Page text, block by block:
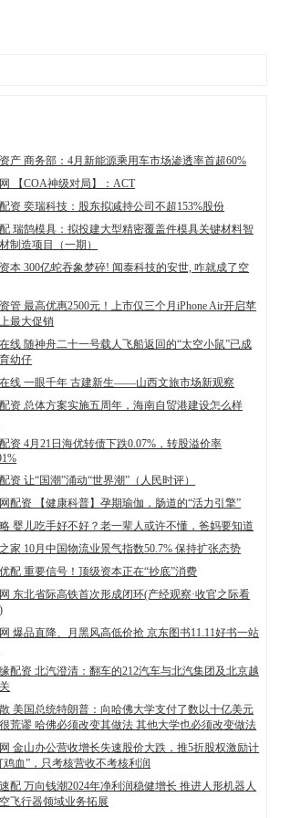
产 商务部：4月新能源乘用车市场渗透率首超60%
【COA神级对局】：ACT
资 奕瑞科技：股东拟减持公司不超153%股份
瑞鹄模具：拟投建大型精密覆盖件模具关键材料智
制造项目（一期）
本 300亿蛇吞象梦碎! 闻泰科技的安世, 咋就成了空
管 最高优惠2500元！上市仅三个月iPhone Air开启苹
最大促销
线 随神舟二十一号载人飞船返回的“太空小鼠”已成
幼仔
线 一眼千年 古建新生——山西文旅市场新观察
资 总体方案实施五周年，海南自贸港建设怎么样
资 4月21日海优转债下跌0.07%，转股溢价率
资 让“国潮”涌动“世界潮”（人民时评）
配资 【健康科普】孕期瑜伽，肠道的“活力引擎”
婴儿吃手好不好？老一辈人或许不懂，爸妈要知道
家 10月中国物流业景气指数50.7% 保持扩张态势
配 重要信号！顶级资本正在“抄底”消费
东北省际高铁首次形成闭环(产经观察·收官之际看
爆品直降、月黑风高低价抢 京东图书11.11好书一站
配资 北汽澄清：翻车的212汽车与北汽集团及北京越
美国总统特朗普：向哈佛大学支付了数以十亿美元
荒谬 哈佛必须改变其做法 其他大学也必须改变做法
金山办公营收增长失速股价大跌，推5折股权激励计
鸡血”，只考核营收不考核利润
配 万向钱潮2024年净利润稳健增长 推进人形机器人
飞行器领域业务拓展